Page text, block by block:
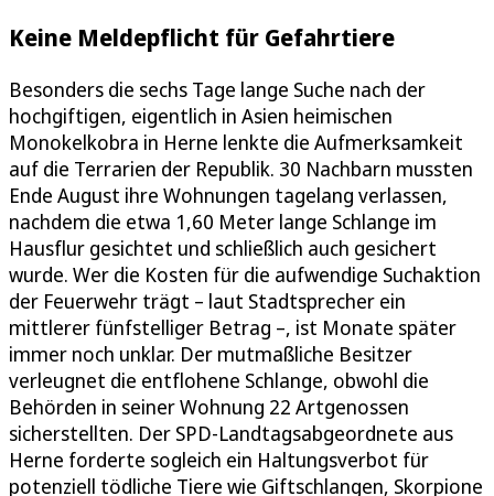
Keine Meldepflicht für Gefahrtiere
Besonders die sechs Tage lange Suche nach der
hochgiftigen, eigentlich in Asien heimischen
Monokelkobra in Herne lenkte die Aufmerksamkeit
auf die Terrarien der Republik. 30 Nachbarn mussten
Ende August ihre Wohnungen tagelang verlassen,
nachdem die etwa 1,60 Meter lange Schlange im
Hausflur gesichtet und schließlich auch gesichert
wurde. Wer die Kosten für die aufwendige Suchaktion
der Feuerwehr trägt – laut Stadtsprecher ein
mittlerer fünfstelliger Betrag –, ist Monate später
immer noch unklar. Der mutmaßliche Besitzer
verleugnet die entflohene Schlange, obwohl die
Behörden in seiner Wohnung 22 Artgenossen
sicherstellten. Der SPD-Landtagsabgeordnete aus
Herne forderte sogleich ein Haltungsverbot für
potenziell tödliche Tiere wie Giftschlangen, Skorpione